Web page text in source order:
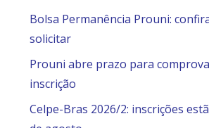
Bolsa Permanência Prouni:
solicitar
Prouni abre prazo para
inscrição
Celpe-Bras 2026/2: inscrições